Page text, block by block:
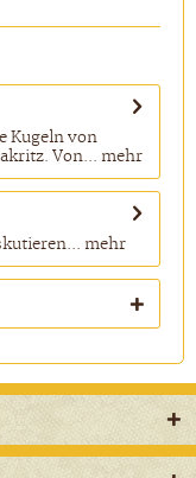
Kugeln von
Von... mehr
mehr